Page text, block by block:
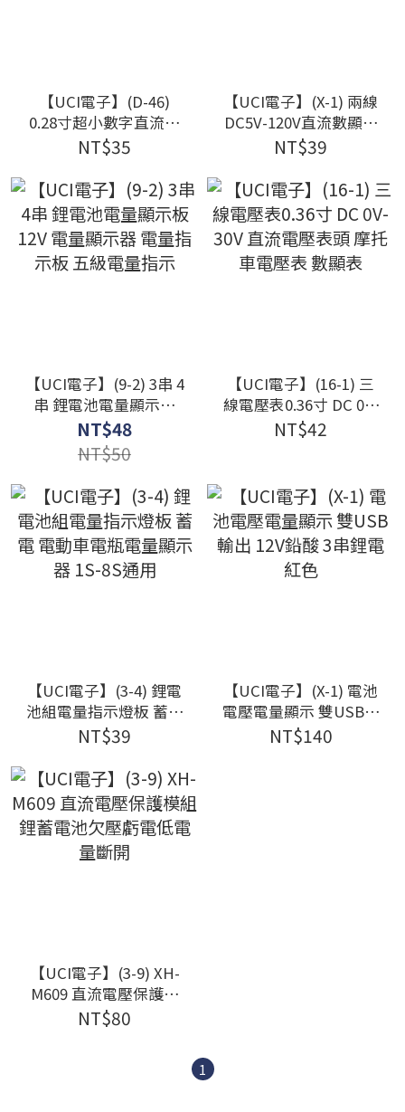
【UCI電子】(D-46)
0.28寸超小數字直流電
壓表頭 數顯 可調 三線
NT$35
【UCI電子】(X-1) 兩線
DC5V-120V直流數顯電
壓表數字電壓表頭 電動
NT$39
【UCI電子】(9-2) 3串 4
串 鋰電池電量顯示板
12V 電量顯示器 電量指
示板 五級電量指示
NT$48
NT$50
【UCI電子】(16-1) 三
線電壓表0.36寸 DC 0V-
30V 直流電壓表頭 摩托
NT$42
【UCI電子】(3-4) 鋰電
池組電量指示燈板 蓄電
電動車電瓶電量顯示器
NT$39
【UCI電子】(X-1) 電池
電壓電量顯示 雙USB輸
出 12V鉛酸 3串鋰電 紅
NT$140
【UCI電子】(3-9) XH-
M609 直流電壓保護模
組鋰蓄電池欠壓虧電低
NT$80
1